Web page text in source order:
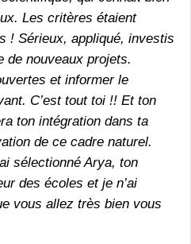
Les critères étaient
! Sérieux, appliqué, investis
de nouveaux projets.
et informer le
C’est tout toi !! Et ton
ton intégration dans ta
de ce cadre naturel.
sélectionné Arya, ton
des écoles et je n’ai
vous allez très bien vous